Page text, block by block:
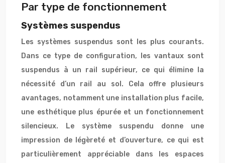
Par type de fonctionnement
Systèmes suspendus
Les systèmes suspendus sont les plus courants.
Dans ce type de configuration, les vantaux sont
suspendus à un rail supérieur, ce qui élimine la
nécessité d’un rail au sol. Cela offre plusieurs
avantages, notamment une installation plus facile,
une esthétique plus épurée et un fonctionnement
silencieux. Le système suspendu donne une
impression de légèreté et d’ouverture, ce qui est
particulièrement appréciable dans les espaces